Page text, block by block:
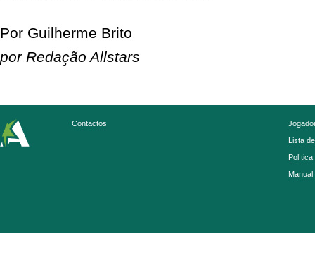
Por Guilherme Brito
por Redação Allstars
Contactos
Lista